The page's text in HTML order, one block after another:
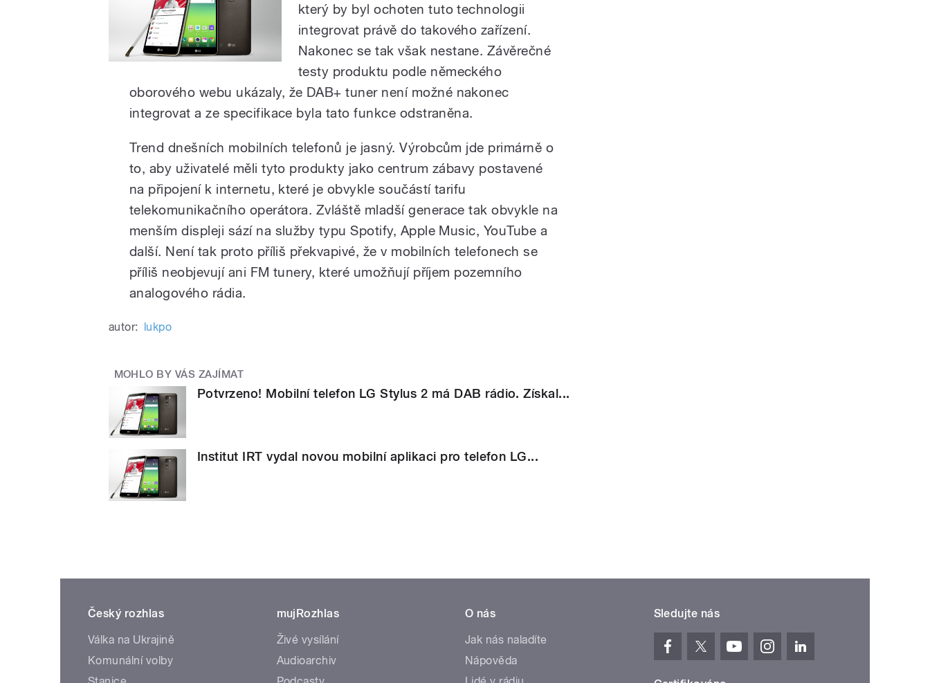
který by byl ochoten tuto technologii
integrovat právě do takového zařízení.
Nakonec se tak však nestane. Závěrečné
testy produktu podle německého
oborového webu ukázaly, že DAB+ tuner není možné nakonec
integrovat a ze specifikace byla tato funkce odstraněna.
Trend dnešních mobilních telefonů je jasný. Výrobcům jde primárně o
to, aby uživatelé měli tyto produkty jako centrum zábavy postavené
na připojení k internetu, které je obvykle součástí tarifu
telekomunikačního operátora. Zvláště mladší generace tak obvykle na
menším displeji sází na služby typu Spotify, Apple Music, YouTube a
další. Není tak proto příliš překvapivé, že v mobilních telefonech se
příliš neobjevují ani FM tunery, které umožňují příjem pozemního
analogového rádia.
autor: lukpo
MOHLO BY VÁS ZAJÍMAT
Potvrzeno! Mobilní telefon LG Stylus 2 má DAB rádio. Získal...
Institut IRT vydal novou mobilní aplikaci pro telefon LG...
Český rozhlas
Válka na Ukrajině
Komunální volby
mujRozhlas
Živé vysílání
Audioarchiv
O nás
Jak nás naladíte
Nápověda
Sledujte nás